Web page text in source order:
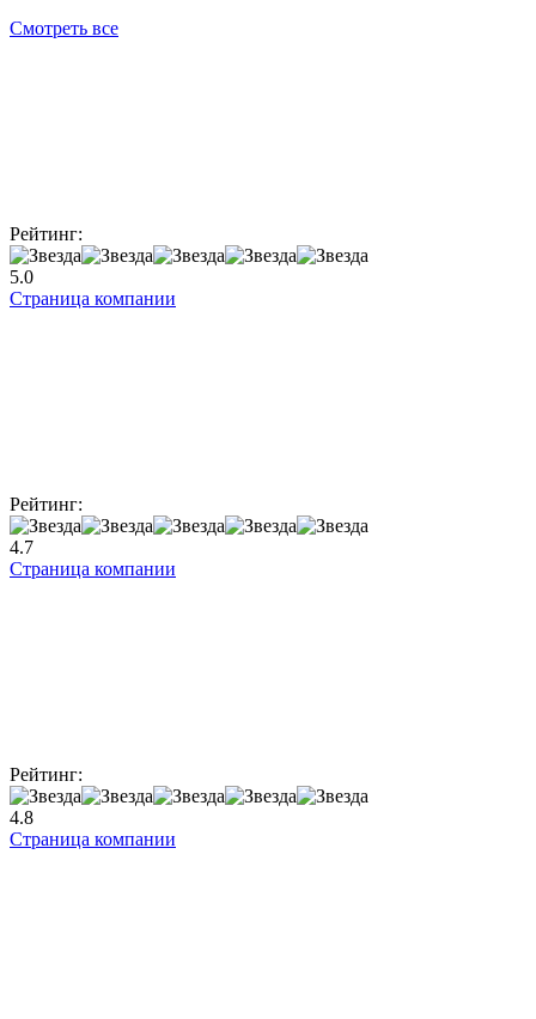
Смотреть все
Рейтинг:
5.0
Страница компании
Рейтинг:
4.7
Страница компании
Рейтинг:
4.8
Страница компании